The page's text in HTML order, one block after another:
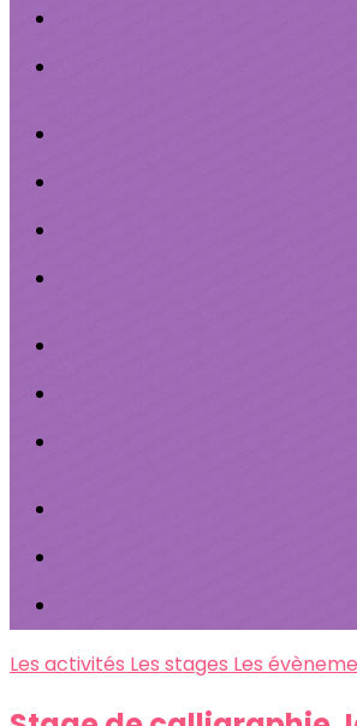
Les activités Les stages Les